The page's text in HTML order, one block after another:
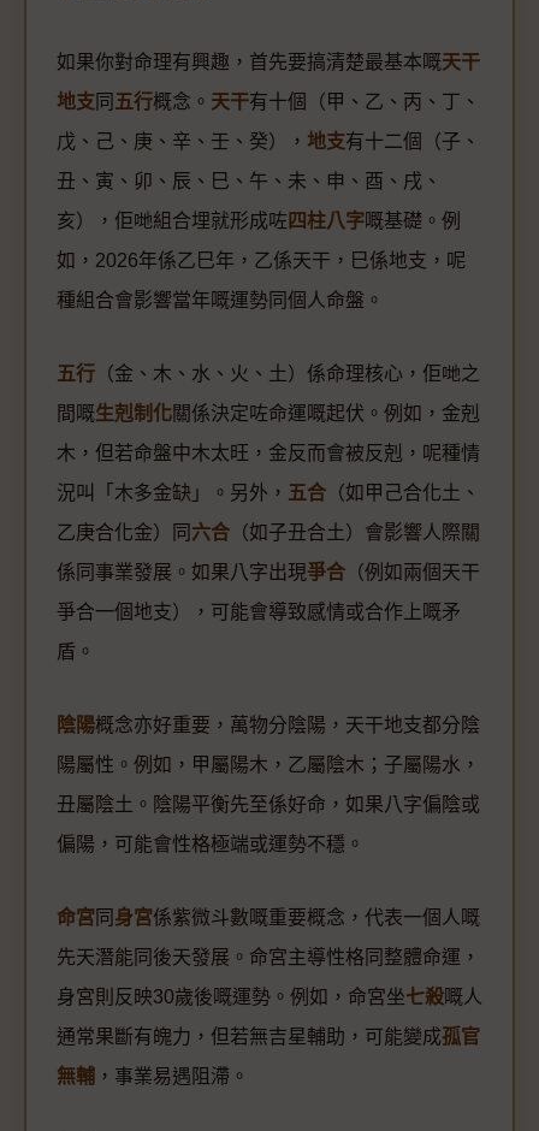
如果你對命理有興趣，首先要搞清楚最基本嘅天干
地支 同 五行概念。 天干有十個（甲、乙、丙、丁、
戊、己、庚、辛、壬、癸）， 地支有十二個（子、
丑、寅、卯、辰、巳、午、未、申、酉、戌、
亥），佢哋組合埋就形成咗 四柱八字嘅基礎。例
如，2026年係乙巳年，乙係天干，巳係地支，呢
種組合會影響當年嘅運勢同個人命盤。
五行 （金、木、水、火、土）係命理核心，佢哋之
間嘅生剋制化關係決定咗命運嘅起伏。例如，金剋
木，但若命盤中木太旺，金反而會被反剋，呢種情
況叫「木多金缺」。另外， 五合 （如甲己合化土、
乙庚合化金）同 六合 （如子丑合土）會影響人際關
係同事業發展。如果八字出現爭合 （例如兩個天干
爭合一個地支），可能會導致感情或合作上嘅矛
盾。
陰陽概念亦好重要，萬物分陰陽，天干地支都分陰
陽屬性。例如，甲屬陽木，乙屬陰木；子屬陽水，
丑屬陰土。陰陽平衡先至係好命，如果八字偏陰或
偏陽，可能會性格極端或運勢不穩。
命宮 同 身宮係紫微斗數嘅重要概念，代表一個人嘅
先天潛能同後天發展。命宮主導性格同整體命運，
身宮則反映30歲後嘅運勢。例如，命宮坐七殺嘅人
通常果斷有魄力，但若無吉星輔助，可能變成孤官
無輔 ，事業易遇阻滯。